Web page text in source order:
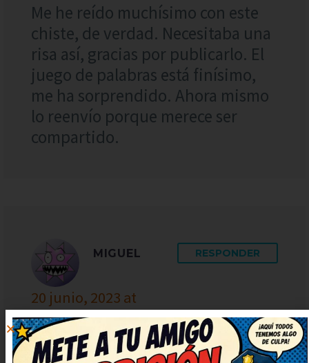
Me he reído muchísimo con este
chiste, de verdad. Necesitaba una
risa así, gracias por publicarlo. El
juego de palabras está finísimo,
me ha sorprendido. Ahora mismo
lo reenvío porque merece ser
compartido.
MIGUEL
20 junio, 2023 at
22:17
RESPONDER
Tremendo humor, justo lo que